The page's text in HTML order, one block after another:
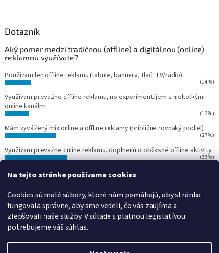
Na tejto stránke používame cookies
Cookies sú malé súbory, ktoré nám pomáhajú, aby stránka
fungovala správne, aby sme vedeli, čo vás zaujíma a
zlepšovali naše služby.V súlade s platnou legislatívou
potrebujeme váš súhlas.
Dotazník
Aký pomer medzi tradičnou (offline) a digitálnou (online)
reklamou využívate?
Používam len offline reklamu (tabule, bannery, tlač, TV/rádio)
(14%)
Využívam prevažne offline reklamu, no experimentujem s niekoľkými
online kanálmi
(13%)
Mám vyvážený mix online a offline reklamy (približne rovnaký podiel)
(27%)
Využívam prevažne online reklamu, doplnenú o občasné offline aktivity
(33%)
Používam len online reklamu (Google Ads, Facebook Ads, Instagram
Počet hlasov:15